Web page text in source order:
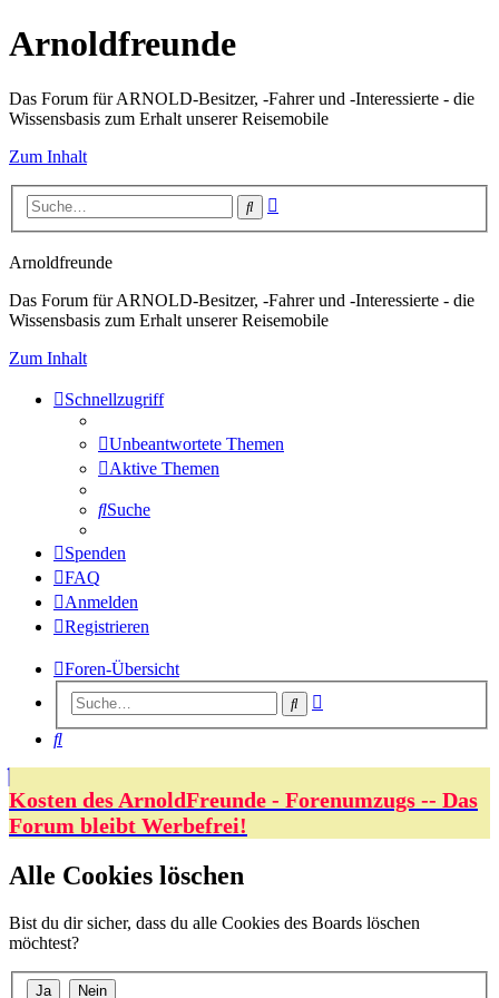
Arnoldfreunde
Das Forum für ARNOLD-Besitzer, -Fahrer und -Interessierte - die
Wissensbasis zum Erhalt unserer Reisemobile
Zum Inhalt
Suche
Arnoldfreunde
Das Forum für ARNOLD-Besitzer, -Fahrer und -Interessierte - die
Wissensbasis zum Erhalt unserer Reisemobile
Zum Inhalt
Schnellzugriff
Unbeantwortete Themen
Aktive Themen
Suche
Spenden
FAQ
Anmelden
Registrieren
Foren-Übersicht
Suche
Suche
Kosten des ArnoldFreunde - Forenumzugs -- Das
Forum bleibt Werbefrei!
Alle Cookies löschen
Bist du dir sicher, dass du alle Cookies des Boards löschen
möchtest?